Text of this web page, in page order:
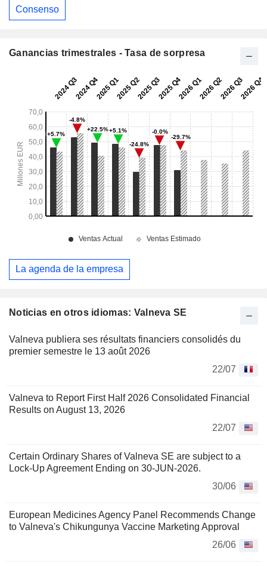
Noticias en otros idiomas: Valneva SE
Valneva publiera ses résultats financiers consolidés du
premier semestre le 13 août 2026
22/07
Valneva to Report First Half 2026 Consolidated Financial
Results on August 13, 2026
22/07
Certain Ordinary Shares of Valneva SE are subject to a
Lock-Up Agreement Ending on 30-JUN-2026.
30/06
European Medicines Agency Panel Recommends Change
to Valneva's Chikungunya Vaccine Marketing Approval
26/06
Consenso
Ganancias trimestrales - Tasa de sorpresa
La agenda de la empresa